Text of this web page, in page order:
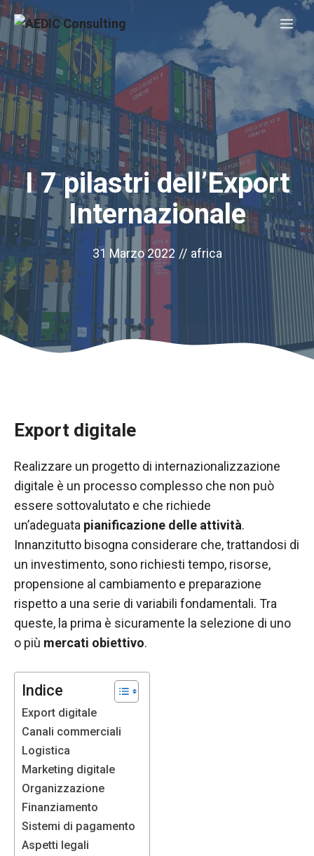
Vai
al
contenuto
I 7 pilastri dell’Export
Internazionale
31 Marzo 2022 // africa
Export digitale
Realizzare un progetto di internazionalizzazione
digitale è un processo complesso che non può
essere sottovalutato e che richiede
un’adeguata pianificazione delle attività.
Innanzitutto bisogna considerare che, trattandosi di
un investimento, sono richiesti tempo, risorse,
propensione al cambiamento e preparazione
rispetto a una serie di variabili fondamentali. Tra
queste, la prima è sicuramente la selezione di uno
o più mercati obiettivo.
Indice
Export digitale
Canali commerciali
Logistica
Marketing digitale
Organizzazione
Finanziamento
Sistemi di pagamento
Aspetti legali
Necessario
Questi cookie
non sono
opzionali.
Sono
necessari per
il
funzionamento
del sito web.
Al fine di
migliorare
la
funzionalità
e la
struttura del
sito Web, in
base a
come viene
utilizzato il